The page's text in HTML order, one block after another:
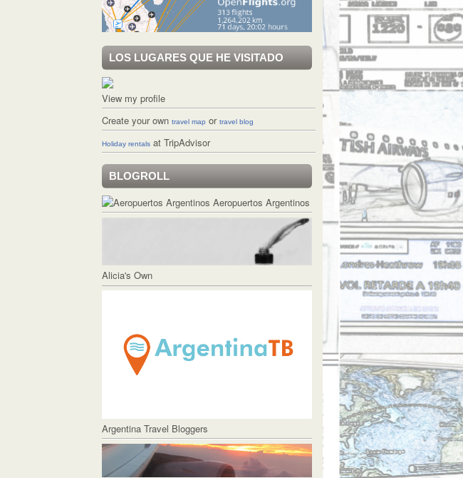
LOS LUGARES QUE HE VISITADO
View my profile
Create your own travel map or travel blog
Holiday rentals at TripAdvisor
BLOGROLL
Aeropuertos Argentinos
Alicia's Own
Argentina Travel Bloggers